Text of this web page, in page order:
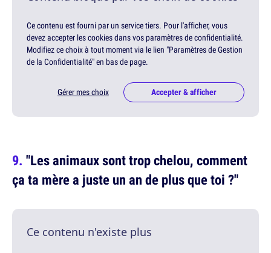
Ce contenu est fourni par un service tiers. Pour l'afficher, vous
devez accepter les cookies dans vos paramètres de confidentialité.
Modifiez ce choix à tout moment via le lien "Paramètres de Gestion
de la Confidentialité" en bas de page.
Gérer mes choix Accepter & afficher
"Les animaux sont trop chelou, comment
ça ta mère a juste un an de plus que toi ?"
Ce contenu n'existe plus